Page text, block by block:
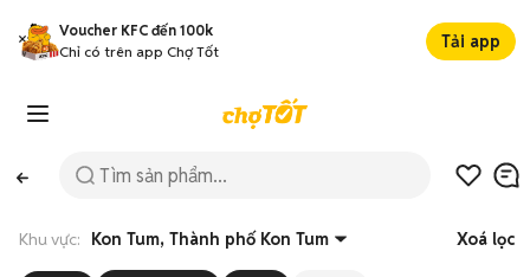
Voucher KFC đến 100k
Chỉ có trên app Chợ Tốt
Tải app
Khu vực: Kon Tum, Thành phố Kon Tum Xoá lọc